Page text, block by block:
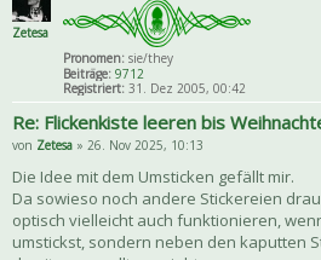
Zetesa
Pronomen: sie/they
Beiträge: 9712
Registriert: 31. Dez 2005, 00:42
Re: Flickenkiste leeren bis
von Zetesa » 26. Nov 2025, 10:13
Die Idee mit dem Umsticken gefällt mir.
Da sowieso noch andere Stickereien
optisch vielleicht auch funktionieren,
umstickst, sondern neben den kaputten